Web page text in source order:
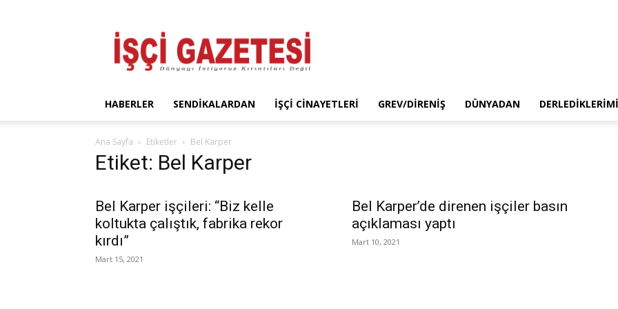
Gazetesi
HABERLER SENDIKALARDAN İŞÇI CINAYETLERI GREV/DIRENIŞ DÜNYADAN
Ana Sayfa Etiketler Bel Karper
Etiket: Bel Karper
Bel Karper işçileri: “Biz kelle
koltukta çalıştık, fabrika rekor
kırdı”
Mart 15, 2021
Bel Karper’de direnen işçiler basın
açıklaması yaptı
Mart 10, 2021